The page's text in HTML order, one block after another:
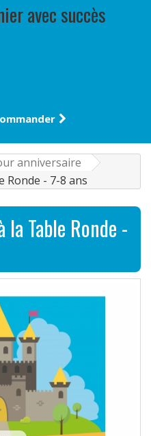
avec succès
anniversaire
Ronde - 7-8 ans
la Table Ronde -